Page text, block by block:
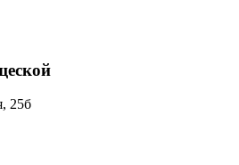
25б